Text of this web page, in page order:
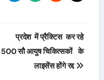
प्रदेश में प्रैक्टिस कर रहे
500 सौ आयुष चिकित्सकों के
लाइसेंस होंगे रद्द